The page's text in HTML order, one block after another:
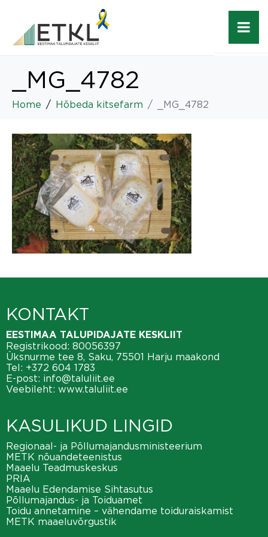
_MG_4782
Home Hõbeda kitsefarm _MG_4782
KONTAKT
EESTIMAA TALUPIDAJATE KESKLIIT
Registrikood: 80056397
Üksnurme tee 8, Saku, 75501 Harju maakond
Tel: +372 604 1783
E-post: info@taluliit.ee
Veebileht: www.taluliit.ee
KASULIKUD LINGID
Regionaal- ja Põllumajandusministeerium
METK nõuandeteenistus
Maaelu Teadmuskeskus
PRIA
Maaelu Edendamise Sihtasutus
Põllumajandus- ja Toiduamet
Toidu annetamine – vähendame toiduraiskamist
METK maaeluvõrgustik